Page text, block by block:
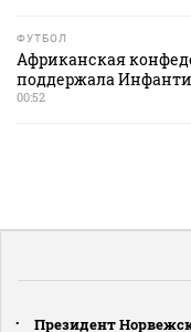
ФУТБОЛ
Африканская
поддержала
00:52
Президент